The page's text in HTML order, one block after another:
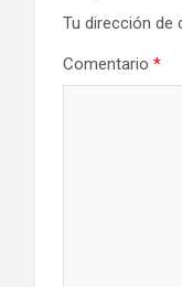
Tu dirección de
Comentario *